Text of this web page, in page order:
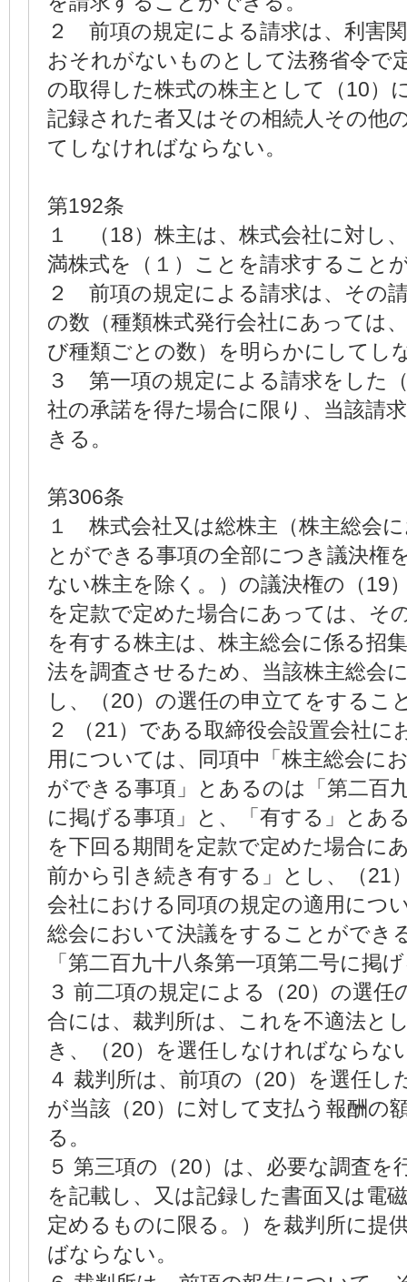
２ 前項の規定による請求は、利害
おそれがないものとして法務省令で
の取得した株式の株主として（10）
記録された者又はその相続人その他
てしなければならない。
第192条
１ （18）株主は、株式会社に対し
満株式を（１）ことを請求すること
２ 前項の規定による請求は、その
の数（種類株式発行会社にあっては
び種類ごとの数）を明らかにしてし
３ 第一項の規定による請求をした
社の承諾を得た場合に限り、当該請
きる。
第306条
１ 株式会社又は総株主（株主総会
とができる事項の全部につき議決権
ない株主を除く。）の議決権の（19
を定款で定めた場合にあっては、そ
を有する株主は、株主総会に係る招
法を調査させるため、当該株主総会
し、（20）の選任の申立てをするこ
２ （21）である取締役会設置会社に
用については、同項中「株主総会に
ができる事項」とあるのは「第二百
に掲げる事項」と、「有する」とあ
を下回る期間を定款で定めた場合に
前から引き続き有する」とし、（21
会社における同項の規定の適用につ
総会において決議をすることができ
「第二百九十八条第一項第二号に掲
３ 前二項の規定による（20）の選任
合には、裁判所は、これを不適法と
き、（20）を選任しなければならな
４ 裁判所は、前項の（20）を選任し
が当該（20）に対して支払う報酬の
る。
５ 第三項の（20）は、必要な調査を
を記載し、又は記録した書面又は電
定めるものに限る。）を裁判所に提
ばならない。